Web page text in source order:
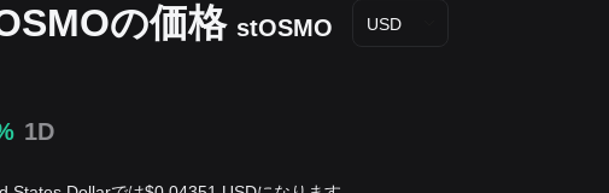
の‌価格 stOSMO USD
1D